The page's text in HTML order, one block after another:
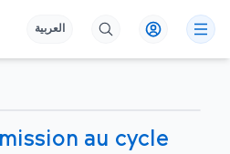
العربية
au cycle